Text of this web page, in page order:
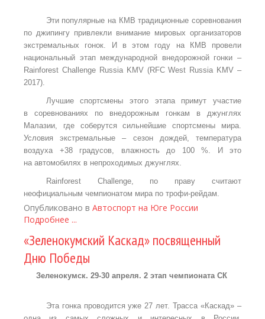
Эти популярные на КМВ традиционные соревнования
по джипингу привлекли внимание мировых организаторов
экстремальных гонок. И в этом году на КМВ провели
национальный этап международной внедорожной гонки –
Rainforest Challenge Russia KMV(RFC West Russia KMV –
2017).
Лучшие спортсмены этого этапа примут участие
в соревнованиях по внедорожным гонкам в джунглях
Малазии, где соберутся сильнейшие спортсмены мира.
Условия экстремальные – сезон дождей, температура
воздуха +38 градусов, влажность до 100 %. И это
на автомобилях в непроходимых джунглях.
Rainforest Challenge, по праву считают
неофициальным чемпионатом мира по трофи-рейдам.
Опубликовано в Автоспорт на Юге России
Подробнее ...
«Зеленокумский Каскад» посвященный
Дню Победы
Зеленокумск. 29-30 апреля. 2 этап чемпионата СК
Эта гонка проводится уже 27 лет. Трасса «Каскад» –